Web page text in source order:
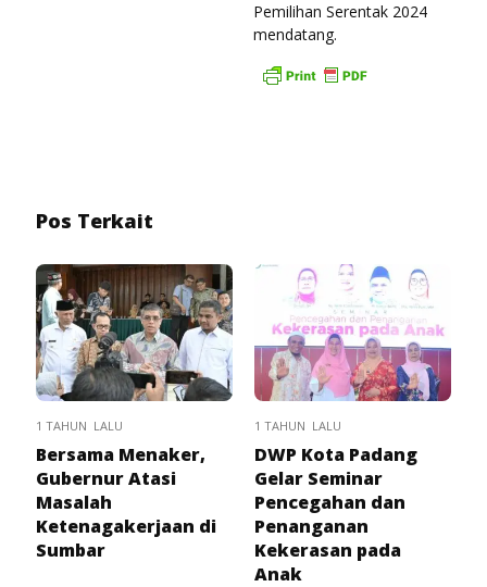
Pemilihan Serentak 2024
mendatang.
Pos Terkait
1 TAHUN LALU
Bersama Menaker,
Gubernur Atasi
Masalah
Ketenagakerjaan di
Sumbar
1 TAHUN LALU
DWP Kota Padang
Gelar Seminar
Pencegahan dan
Penanganan
Kekerasan pada
Anak